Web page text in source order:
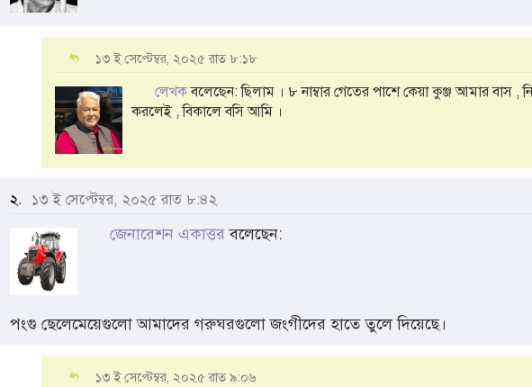
১৩ ই সেপ্টেম্বর, ২০২৫ রাত ৮:১৮
লেখকবলেছেন: ছিলাম । ৮ নাম্বার গেতের পাশে কেয়া কুঞ্জ আমার বাস ,
করলেই , বিকালে বসি আমি ।
২. ১৩ ই সেপ্টেম্বর, ২০২৫ রাত ৮:৪২
জেনারেশন একাত্তর বলেছেন:
পংগু ছেলেমেয়েগুলো আমাদের গরুঘরগুলো জংগীদের হাতে তুলে দিয়েছে।
১৩ ই সেপ্টেম্বর, ২০২৫ রাত ৯:০৬